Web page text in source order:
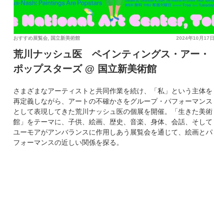
2024年10月17日
おすすめ展覧会 国立新美術館
荒川ナッシュ医 ペインティングス・アー・
ポップスターズ @ 国立新美術館
さまざまなアーティストと共同作業を続け、「私」という主体を
再定義しながら、アートの不確かさをグループ・パフォーマンス
として表現してきた荒川ナッシュ医の個展を開催。「生きた美術
館」をテーマに、子供、絵画、歴史、音楽、身体、会話、そして
ユーモアがアンバランスに作用しあう展覧会を通じて、絵画とパ
フォーマンスの近しい関係を探る。